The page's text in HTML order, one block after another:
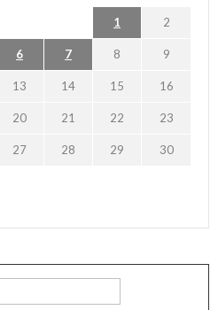
1 2
6 7 8 9
13 14 15 16
20 21 22 23
27 28 29 30